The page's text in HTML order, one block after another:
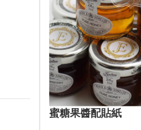
蜜糖果醬配貼紙